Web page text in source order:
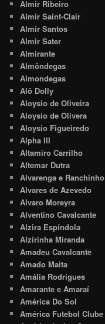
Almir Ribeiro
Almir Saint-Clair
Almir Santos
Almir Sater
Almirante
Almôndegas
Almondegas
Alô Dolly
Aloysio de Oliveira
Aloysio de Olivera
Aloysio Figueiredo
Alpha III
Altamiro Carrilho
Altemar Dutra
Alvarenga e Ranchinho
Alvares de Azevedo
Alvaro Moreyra
Alventino Cavalcante
Alzira Espíndola
Alzirinha Miranda
Amadeu Cavalcante
Amado Maita
Amália Rodrigues
Amarante e Amaraí
América Do Sol
América Futebol Clube